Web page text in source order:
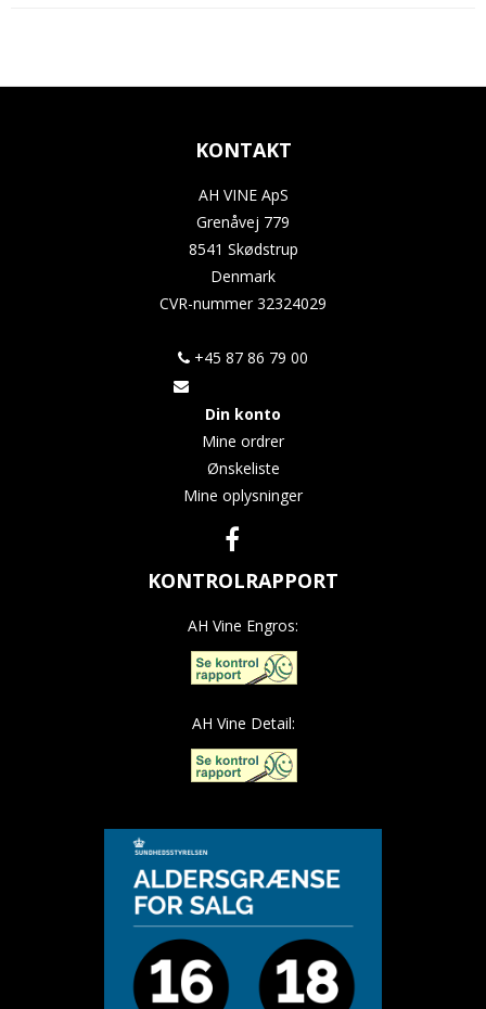
KONTAKT
AH VINE ApS
Grenåvej 779
8541 Skødstrup
Denmark
CVR-nummer32324029
+45 87 86 79 00
Din konto
Mine ordrer
Ønskeliste
Mine oplysninger
KONTROLRAPPORT
AH Vine Engros:
AH Vine Detail: